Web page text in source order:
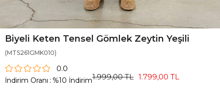
Biyeli Keten Tensel Gömlek Zeytin Yeşili
(MTS261GMK010)
0.0
İndirim Oranı : %10 İndirim1.999,00 TL 1.799,00 TL